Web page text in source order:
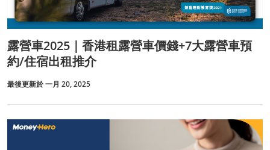
露營車2025｜香港租露營車價錢+7大露營車預
約/住宿出租推介
最後更新於 一月 20, 2025